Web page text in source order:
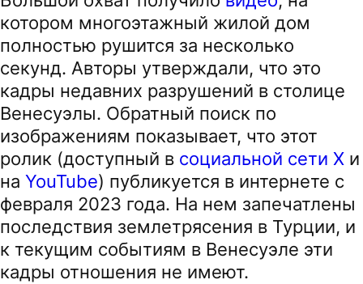
котором многоэтажный жилой дом
полностью рушится за несколько
секунд. Авторы утверждали, что это
кадры недавних разрушений в столице
Венесуэлы. Обратный поиск по
изображениям показывает, что этот
ролик (доступный в социальной сети X и
на YouTube) публикуется в интернете с
февраля 2023 года. На нем запечатлены
последствия землетрясения в Турции, и
к текущим событиям в Венесуэле эти
кадры отношения не имеют.